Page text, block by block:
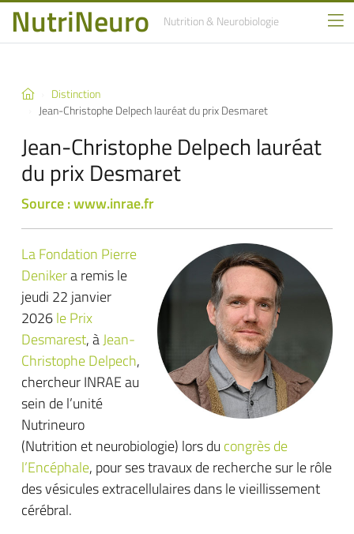
NutriNeuro Nutrition& Neurobiologie
Distinction
Jean-Christophe Delpech lauréat du prix Desmaret
Jean-Christophe Delpech lauréat
du prix Desmaret
Source : www.inrae.fr
La Fondation Pierre
Denikera remis le
jeudi 22 janvier
2026le Prix
Desmarest, àJean-
Christophe Delpech,
chercheur INRAE au
sein de l’unité
Nutrineuro
(Nutrition et neurobiologie) lors du congrès de
l’Encéphale, pour ses travaux de recherche sur le rôle
des vésicules extracellulaires dans le vieillissement
cérébral.